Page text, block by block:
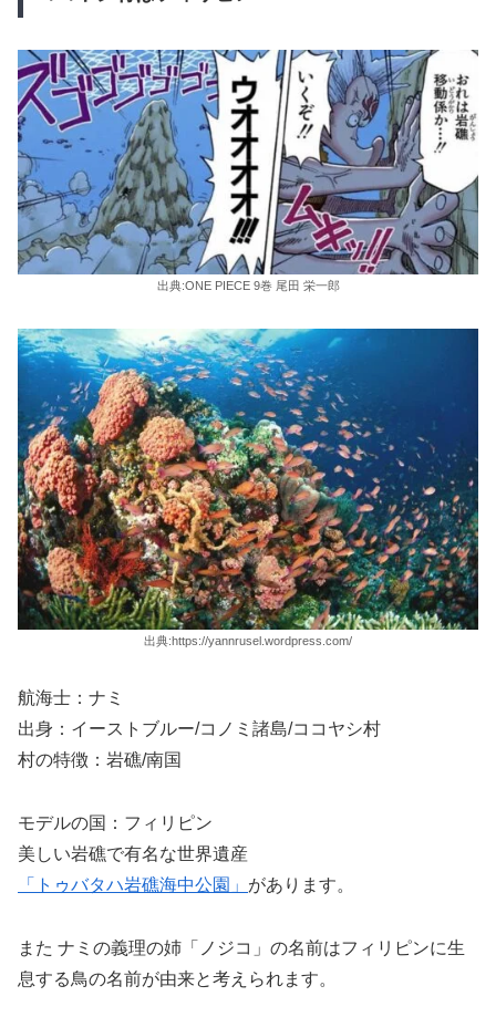
出典:ONE PIECE 9巻 尾田 栄一郎
出典:https://yannrusel.wordpress.com/
航海士：ナミ
出身：イーストブルー/コノミ諸島/ココヤシ村
村の特徴：岩礁/南国
モデルの国：フィリピン
美しい岩礁で有名な世界遺産
「トゥバタハ岩礁海中公園」 があります。
また ナミの義理の姉「ノジコ」の名前はフィリピンに生
息する鳥の名前が由来と考えられます。